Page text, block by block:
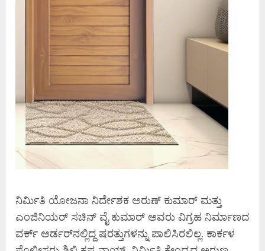
ನಿರ್ಮಿತಿ ಯೋಜನಾ ನಿರ್ದೇಶಕ ಅರುಣ್‌ ಕುಮಾರ್‌ ಮತ್ತು
ಎಂಜಿನಿಯರ್‌ ಸಚಿನ್‌ ವೈ ಕುಮಾರ್‌ ಅವರು ವಿಗ್ರಹ ನಿರ್ಮಾಣದ
ವರ್ಕ್‌ ಅರ್ಡರ್‌ನಲ್ಲಿದ್ದ ಷರತ್ತುಗಳನ್ನು ಪಾಲಿಸಿರಲಿಲ್ಲ. ಕಾರ್ಕಳ